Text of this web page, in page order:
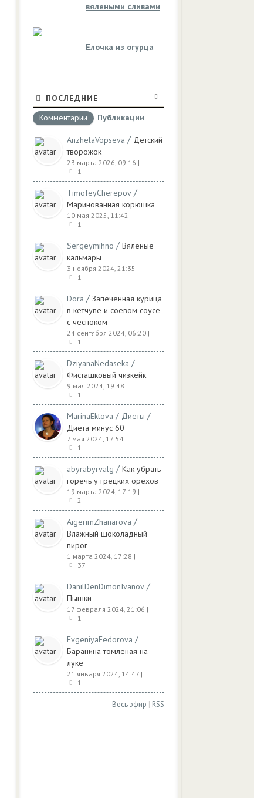
вялеными сливами
Елочка из огурца
ПОСЛЕДНИЕ
Комментарии
Публикации
AnzhelaVopseva / Детский
творожок
23 марта 2026, 09:16 |
1
TimofeyCherepov /
Маринованная корюшка
10 мая 2025, 11:42 |
1
Sergeymihno / Вяленые
кальмары
3 ноября 2024, 21:35 |
1
Dora / Запеченная курица
в кетчупе и соевом соусе
с чесноком
24 сентября 2024, 06:20 |
1
DziyanaNedaseka /
Фисташковый чизкейк
9 мая 2024, 19:48 |
1
MarinaEktova / Диеты /
Диета минус 60
7 мая 2024, 17:54
1
abyrabyrvalg / Как убрать
горечь у грецких орехов
19 марта 2024, 17:19 |
2
AigerimZhanarova /
Влажный шоколадный
пирог
1 марта 2024, 17:28 |
37
DanilDenDimonIvanov /
Пышки
17 февраля 2024, 21:06 |
1
EvgeniyaFedorova /
Баранина томленая на
луке
21 января 2024, 14:47 |
1
Весь эфир | RSS